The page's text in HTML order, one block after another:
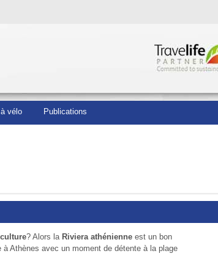
vélo Publications
? Alors la Riviera athénienne est un bon
Athènes avec un moment de détente à la plage